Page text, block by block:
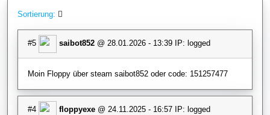
Sortierung:
#5 saibot852 @ 28.01.2026 - 13:39 IP: logged
Moin Floppy über steam saibot852 oder code: 151257477
#4 floppyexe @ 24.11.2025 - 16:57 IP: logged